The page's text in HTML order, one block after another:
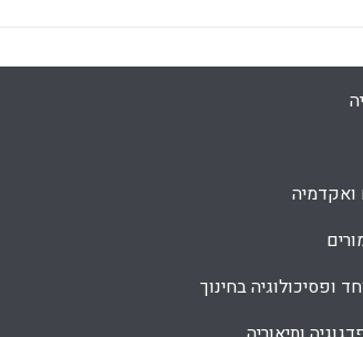
ואקדמיה
ופסיכולוגיה בחינוך